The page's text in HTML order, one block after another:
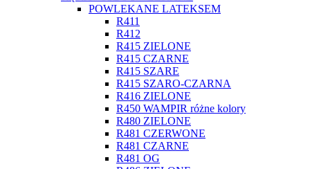
POWLEKANE LATEKSEM
R411
R412
R415 ZIELONE
R415 CZARNE
R415 SZARE
R415 SZARO-CZARNA
R416 ZIELONE
R450 WAMPIR różne kolory
R480 ZIELONE
R481 CZERWONE
R481 CZARNE
R481 OG